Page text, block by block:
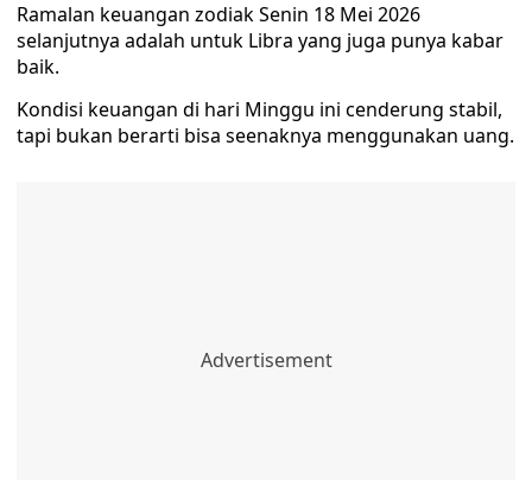
Ramalan keuangan zodiak Senin 18 Mei 2026
selanjutnya adalah untuk Libra yang juga punya kabar
baik.
Kondisi keuangan di hari Minggu ini cenderung stabil,
tapi bukan berarti bisa seenaknya menggunakan uang.